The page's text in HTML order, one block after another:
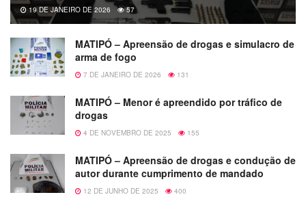
19 DE JANEIRO DE 2026 57
MATIPÓ – Apreensão de drogas e simulacro de
arma de fogo
7 DE JANEIRO DE 2026 131
MATIPÓ – Menor é apreendido por tráfico de
drogas
4 DE NOVEMBRO DE 2025 155
MATIPÓ – Apreensão de drogas e condução de
autor durante cumprimento de mandado
12 DE JUNHO DE 2025 400